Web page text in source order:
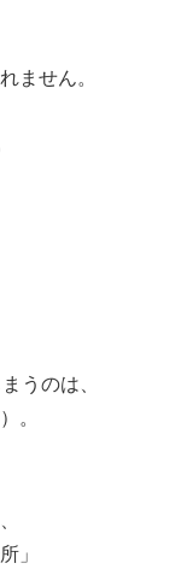
ません。
うのは、
。
」